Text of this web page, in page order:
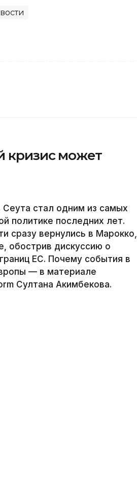
кризис может
Сеута стал одним из самых
политике последних лет.
сразу вернулись в Марокко,
обострив дискуссию о
ЕС. Почему события в
— в материале
Султана Акимбекова.